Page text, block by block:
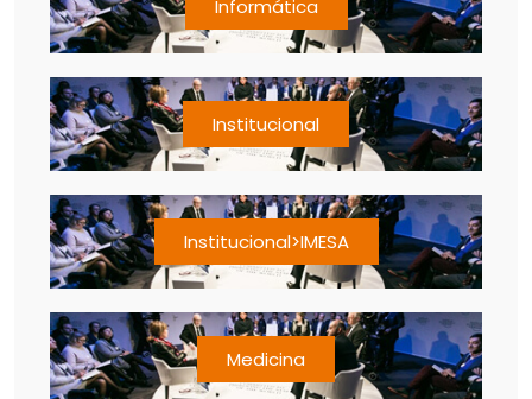
Informática
Institucional
Institucional>IMESA
Medicina